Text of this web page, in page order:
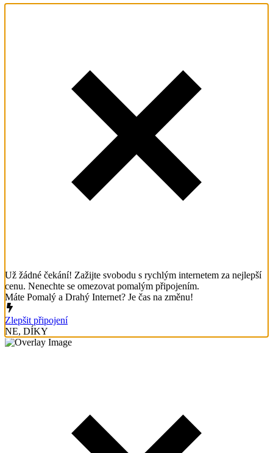
Už žádné čekání! Zažijte svobodu s rychlým internetem za nejlepší
cenu. Nenechte se omezovat pomalým připojením.
Máte Pomalý a Drahý Internet? Je čas na změnu!
Zlepšit připojení
NE, DÍKY